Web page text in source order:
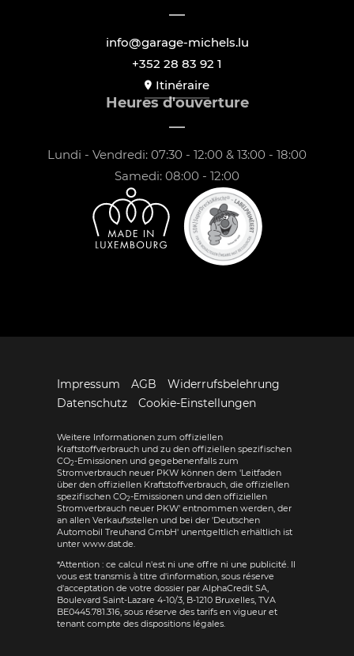
info@garage-michels.lu
+352 28 83 92 1
Itinéraire
Heures d'ouverture
Lundi - Vendredi: 07:30 - 12:00 & 13:00 - 18:00
Samedi: 08:00 - 12:00
Impressum AGB
Widerrufsbelehrung
Datenschutz
Cookie-Einstellungen
Weitere Informationen zum offiziellen
Kraftstoffverbrauch und zu den offiziellen spezifischen
CO2-Emissionen und gegebenenfalls zum
Stromverbrauch neuer PKW können dem 'Leitfaden
über den offiziellen Kraftstoffverbrauch, die offiziellen
spezifischen CO2-Emissionen und den offiziellen
Stromverbrauch neuer PKW' entnommen werden, der
an allen Verkaufsstellen und bei der 'Deutschen
Automobil Treuhand GmbH' unentgeltlich erhältlich ist
unter www.dat.de.
*Attention : ce calcul n'est ni une offre ni une publicité. Il
vous est transmis à titre d'information, sous réserve
d'acceptation de votre dossier par AlphaCredit SA,
Boulevard Saint-Lazare 4-10/3, B-1210 Bruxelles, TVA
BE0445.781.316, sous réserve des tarifs en vigueur et
tenant compte des dispositions légales.